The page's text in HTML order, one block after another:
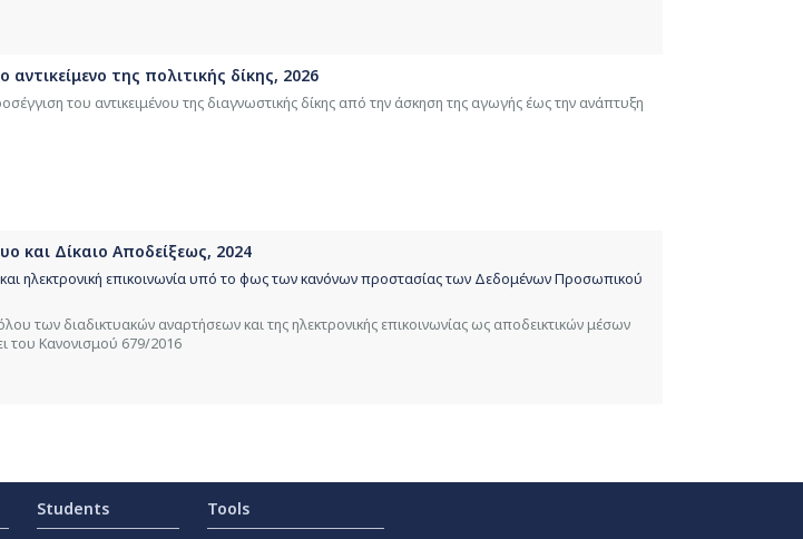
της πολιτικής δίκης, 2026
του αντικειμένου της διαγνωστικής δίκης από την άσκηση της αγωγής έως την ανάπτυξη
και Δίκαιο Αποδείξεως, 2024
και ηλεκτρονική επικοινωνία υπό το φως των κανόνων προστασίας των Δεδομένων Προσωπικού
των διαδικτυακών αναρτήσεων και της ηλεκτρονικής επικοινωνίας ως αποδεικτικών μέσων
του Κανονισμού 679/2016
Students Tools